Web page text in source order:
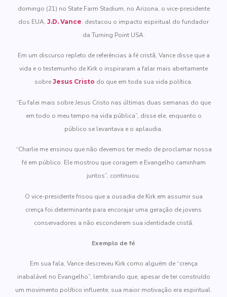
domingo (21) no State Farm Stadium, no Arizona, o vice-presidente
dos EUA, J.D. Vance, destacou o impacto espiritual do fundador
da Turning Point USA.
Em um discurso repleto de referências à fé cristã, Vance disse que a
vida e o testemunho de Kirk o inspiraram a falar mais abertamente
sobre Jesus Cristo do que em toda sua vida política.
“Eu falei mais sobre Jesus Cristo nas últimas duas semanas do que
em todo o meu tempo na vida pública”, disse ele, enquanto o
público se levantava e o aplaudia.
“Charlie me ensinou que não devemos ter medo de proclamar nossa
fé em público. Ele mostrou que coragem e Evangelho caminham
juntos”, continuou.
O vice-presidente frisou que a ousadia de Kirk em assumir sua
crença foi determinante para encorajar uma geração de jovens
conservadores a não esconderem sua identidade cristã.
Exemplo de fé
Em sua fala, Vance descreveu Kirk como alguém de “crença
inabalável no Evangelho”, lembrando que, apesar de ter construído
um movimento político influente, sua maior motivação era espiritual.